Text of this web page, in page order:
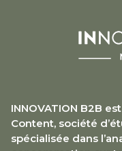
INNOVATION B2B
Content, société
spécialisée dans